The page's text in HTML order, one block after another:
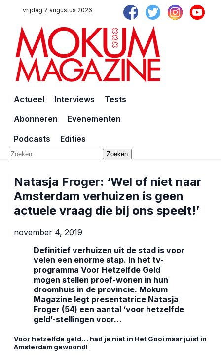
vrijdag 7 augustus 2026
Actueel Interviews
Tests
Abonneren
Evenementen
Podcasts
Edities
Zoeken
Natasja Froger: ‘Wel of niet naar
Amsterdam verhuizen is geen
actuele vraag die bij ons speelt!’
november 4, 2019
Definitief verhuizen uit de stad is voor
velen een enorme stap. In het tv-
programma Voor Hetzelfde Geld
mogen stellen proef-wonen in hun
droomhuis in de provincie. Mokum
Magazine legt presentatrice Natasja
Froger (54) een aantal ‘voor hetzelfde
geld’-stellingen voor…
Voor hetzelfde geld… had je niet in Het Gooi maar juist in
Amsterdam gewoond!